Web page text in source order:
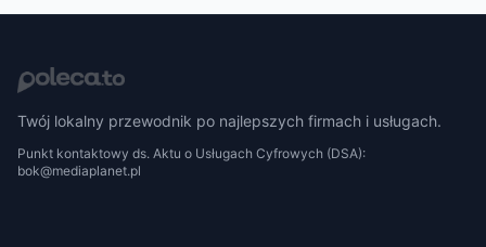
Twój lokalny przewodnik po najlepszych firmach i usługach.
Punkt kontaktowy ds. Aktu o Usługach Cyfrowych (DSA):
bok@mediaplanet.pl